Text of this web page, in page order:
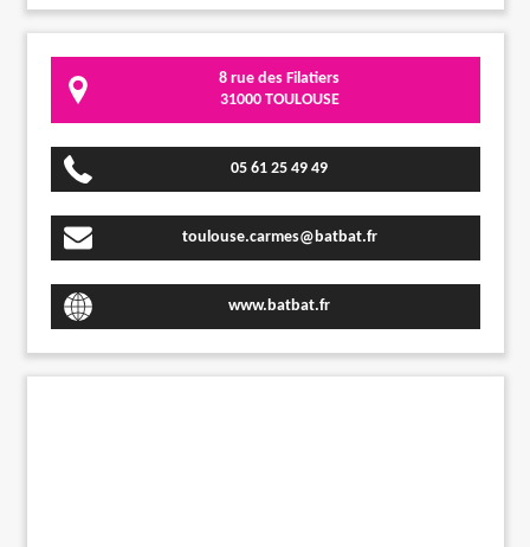
8 rue des Filatiers
31000 TOULOUSE
05 61 25 49 49
toulouse.carmes@batbat.fr
www.batbat.fr